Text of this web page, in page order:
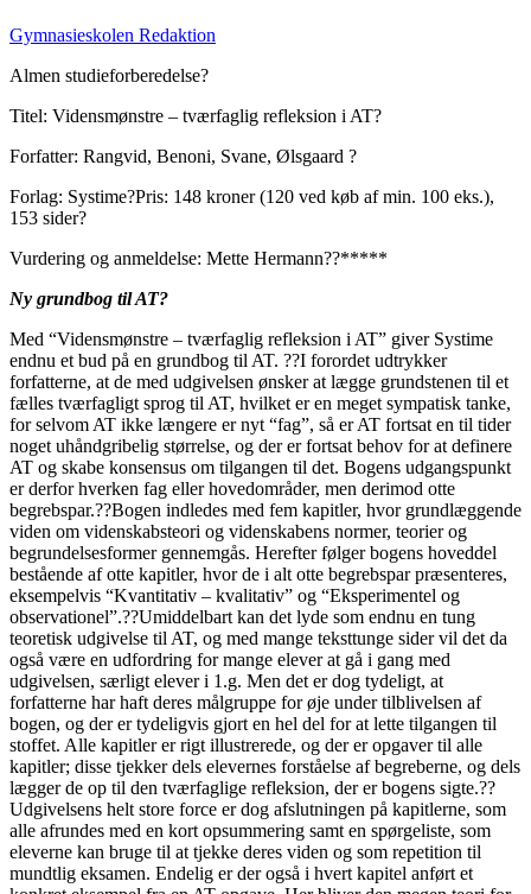
Gymnasieskolen Redaktion
Almen studieforberedelse?
Titel: Vidensmønstre – tværfaglig refleksion i AT?
Forfatter: Rangvid, Benoni, Svane, Ølsgaard ?
Forlag: Systime?Pris: 148 kroner (120 ved køb af min. 100 eks.),
153 sider?
Vurdering og anmeldelse: Mette Hermann??*****
Ny grundbog til AT?
Med “Vidensmønstre – tværfaglig refleksion i AT” giver Systime
endnu et bud på en grundbog til AT. ??I forordet udtrykker
forfatterne, at de med udgivelsen ønsker at lægge grundstenen til et
fælles tværfagligt sprog til AT, hvilket er en meget sympatisk tanke,
for selvom AT ikke længere er nyt “fag”, så er AT fortsat en til tider
noget uhåndgribelig størrelse, og der er fortsat behov for at definere
AT og skabe konsensus om tilgangen til det. Bogens udgangspunkt
er derfor hverken fag eller hovedområder, men derimod otte
begrebspar.??Bogen indledes med fem kapitler, hvor grundlæggende
viden om videnskabsteori og videnskabens normer, teorier og
begrundelsesformer gennemgås. Herefter følger bogens hoveddel
bestående af otte kapitler, hvor de i alt otte begrebspar præsenteres,
eksempelvis “Kvantitativ – kvalitativ” og “Eksperimentel og
observationel”.??Umiddelbart kan det lyde som endnu en tung
teoretisk udgivelse til AT, og med mange teksttunge sider vil det da
også være en udfordring for mange elever at gå i gang med
udgivelsen, særligt elever i 1.g. Men det er dog tydeligt, at
forfatterne har haft deres målgruppe for øje under tilblivelsen af
bogen, og der er tydeligvis gjort en hel del for at lette tilgangen til
stoffet. Alle kapitler er rigt illustrerede, og der er opgaver til alle
kapitler; disse tjekker dels elevernes forståelse af begreberne, og dels
lægger de op til den tværfaglige refleksion, der er bogens sigte.??
Udgivelsens helt store force er dog afslutningen på kapitlerne, som
alle afrundes med en kort opsummering samt en spørgeliste, som
eleverne kan bruge til at tjekke deres viden og som repetition til
mundtlig eksamen. Endelig er der også i hvert kapitel anført et